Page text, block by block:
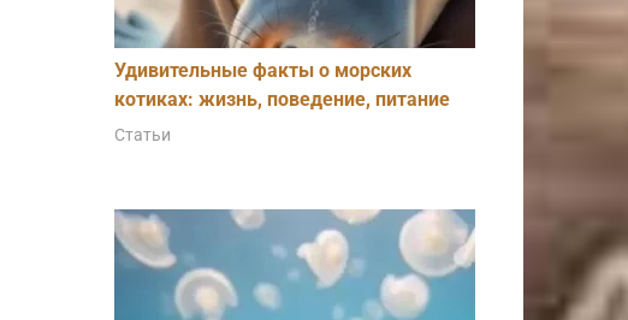
Удивительные факты о морских
котиках: жизнь, поведение, питание
Статьи